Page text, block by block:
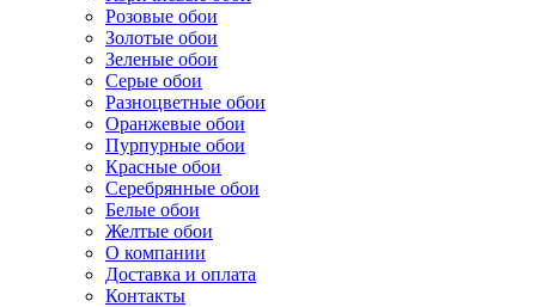
Розовые обои
Золотые обои
Зеленые обои
Серые обои
Разноцветные обои
Оранжевые обои
Пурпурные обои
Красные обои
Серебрянные обои
Белые обои
Желтые обои
О компании
Доставка и оплата
Контакты